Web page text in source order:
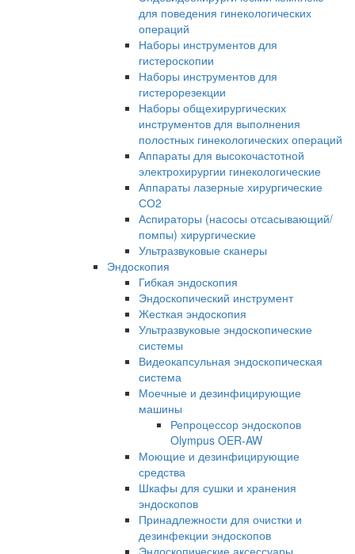
для поведения гинекологических
операций
Наборы инструментов для
гистероскопии
Наборы инструментов для
гистерорезекции
Наборы общехирургических
инструментов для выполнения
полостных гинекологических операций
Аппараты для высокочастотной
электрохирургии гинекологические
Аппараты лазерные хирургические
СО2
Аспираторы (насосы отсасывающий/
помпы) хирургические
Ультразвуковые сканеры
Эндоскопия
Гибкая эндоскопия
Эндоскопический инструмент
Жесткая эндоскопия
Ультразвуковые эндоскопические
системы
Видеокапсульная эндоскопическая
система
Моечные и дезинфицирующие
машины
Репроцессор эндоскопов
Olympus OER-AW
Моющие и дезинфицирующие
средства
Шкафы для сушки и хранения
эндоскопов
Принадлежности для очистки и
дезинфекции эндоскопов